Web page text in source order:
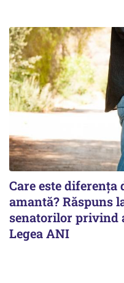
Care este
amantă? Răspuns
senatorilor privind
Legea ANI